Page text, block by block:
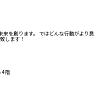
を創ります。 ではどんな行動がより良
します！
4階